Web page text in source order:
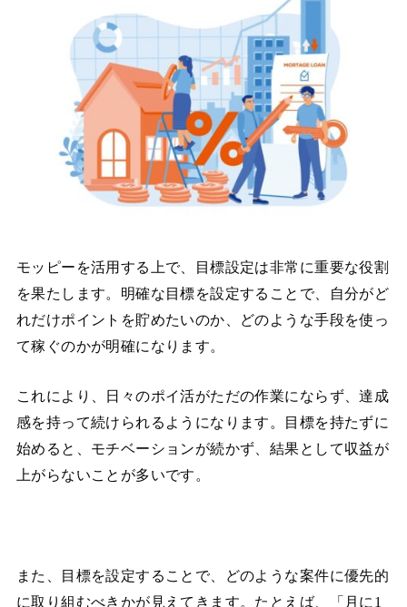
モッピーを活用する上で、目標設定は非常に重要な役割
を果たします。明確な目標を設定することで、自分がど
れだけポイントを貯めたいのか、どのような手段を使っ
て稼ぐのかが明確になります。
これにより、日々のポイ活がただの作業にならず、達成
感を持って続けられるようになります。目標を持たずに
始めると、モチベーションが続かず、結果として収益が
上がらないことが多いです。
また、目標を設定することで、どのような案件に優先的
に取り組むべきかが見えてきます。たとえば、「月に1